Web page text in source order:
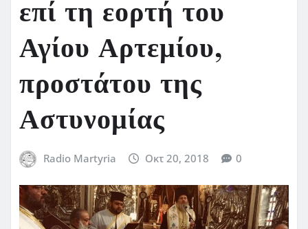
επί τη εορτή του
Αγίου Αρτεμίου,
προστάτου της
Αστυνομίας
Radio Martyria Οκτ 20, 2018 0